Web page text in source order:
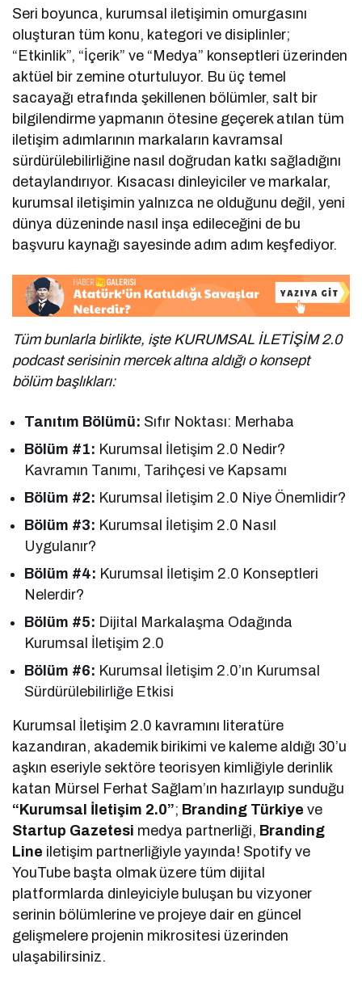
Seri boyunca, kurumsal iletişimin omurgasını
oluşturan tüm konu, kategori ve disiplinler;
“Etkinlik”, “İçerik” ve “Medya” konseptleri üzerinden
aktüel bir zemine oturtuluyor. Bu üç temel
sacayağı etrafında şekillenen bölümler, salt bir
bilgilendirme yapmanın ötesine geçerek atılan tüm
iletişim adımlarının markaların kavramsal
sürdürülebilirliğine nasıl doğrudan katkı sağladığını
detaylandırıyor. Kısacası dinleyiciler ve markalar,
kurumsal iletişimin yalnızca ne olduğunu değil, yeni
dünya düzeninde nasıl inşa edileceğini de bu
başvuru kaynağı sayesinde adım adım keşfediyor.
Tüm bunlarla birlikte, işte KURUMSAL İLETİŞİM 2.0
podcast serisinin mercek altına aldığı o konsept
bölüm başlıkları:
Tanıtım Bölümü: Sıfır Noktası: Merhaba
Bölüm #1: Kurumsal İletişim 2.0 Nedir?
Kavramın Tanımı, Tarihçesi ve Kapsamı
Bölüm #2: Kurumsal İletişim 2.0 Niye Önemlidir?
Bölüm #3: Kurumsal İletişim 2.0 Nasıl
Uygulanır?
Bölüm #4: Kurumsal İletişim 2.0 Konseptleri
Nelerdir?
Bölüm #5: Dijital Markalaşma Odağında
Kurumsal İletişim 2.0
Bölüm #6: Kurumsal İletişim 2.0’ın Kurumsal
Sürdürülebilirliğe Etkisi
Kurumsal İletişim 2.0 kavramını literatüre
kazandıran, akademik birikimi ve kaleme aldığı 30’u
aşkın eseriyle sektöre teorisyen kimliğiyle derinlik
katan Mürsel Ferhat Sağlam’ın hazırlayıp sunduğu
“Kurumsal İletişim 2.0”; Branding Türkiyeve
Startup Gazetesi medya partnerliği, Branding
Line iletişim partnerliğiyle yayında! Spotify ve
YouTube başta olmak üzere tüm dijital
platformlarda dinleyiciyle buluşan bu vizyoner
serinin bölümlerine ve projeye dair en güncel
gelişmelere projenin mikrositesi üzerinden
ulaşabilirsiniz.